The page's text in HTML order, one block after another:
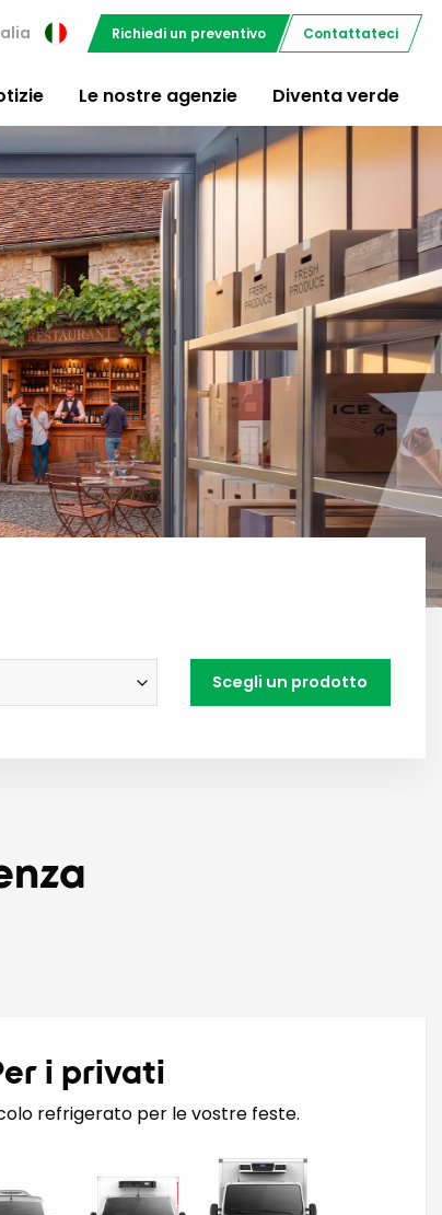
Richiedi un preventivo Contattateci
Le nostre agenzie Diventa verde
Scegli un prodotto
i privati
refrigerato per le vostre feste.